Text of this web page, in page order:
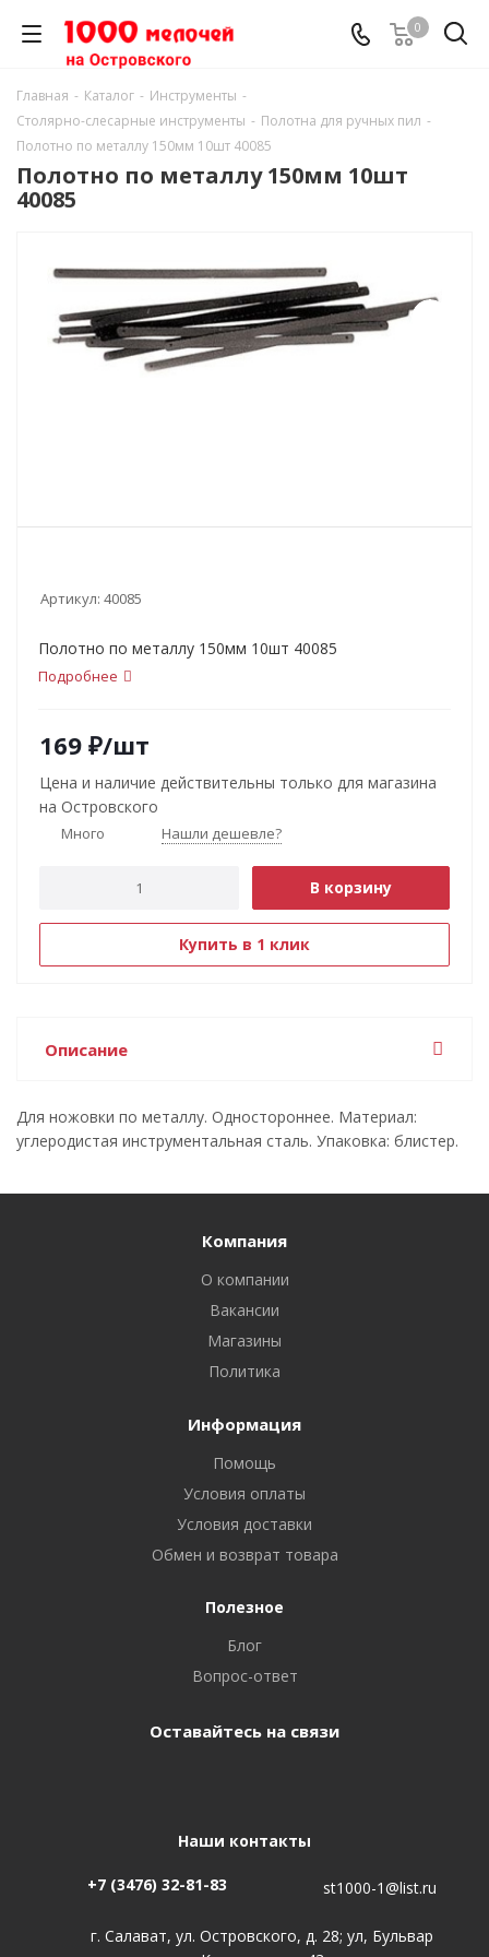
0
Главная - Каталог - Инструменты -
Столярно-слесарные инструменты - Полотна для ручных пил -
Полотно по металлу 150мм 10шт 40085
Полотно по металлу 150мм 10шт
40085
Артикул: 40085
Полотно по металлу 150мм 10шт 40085
Подробнее
169 ₽/шт
Цена и наличие действительны только для магазина
на Островского
Много Нашли дешевле?
В корзину
Купить в 1 клик
Описание
Для ножовки по металлу. Одностороннее. Материал:
углеродистая инструментальная сталь. Упаковка: блистер.
Компания
О компании
Вакансии
Магазины
Политика
Информация
Помощь
Условия оплаты
Условия доставки
Обмен и возврат товара
Полезное
Блог
Вопрос-ответ
Оставайтесь на связи
Наши контакты
+7 (3476) 32-81-83 st1000-1@list.ru
г. Салават, ул. Островского, д. 28; ул, Бульвар